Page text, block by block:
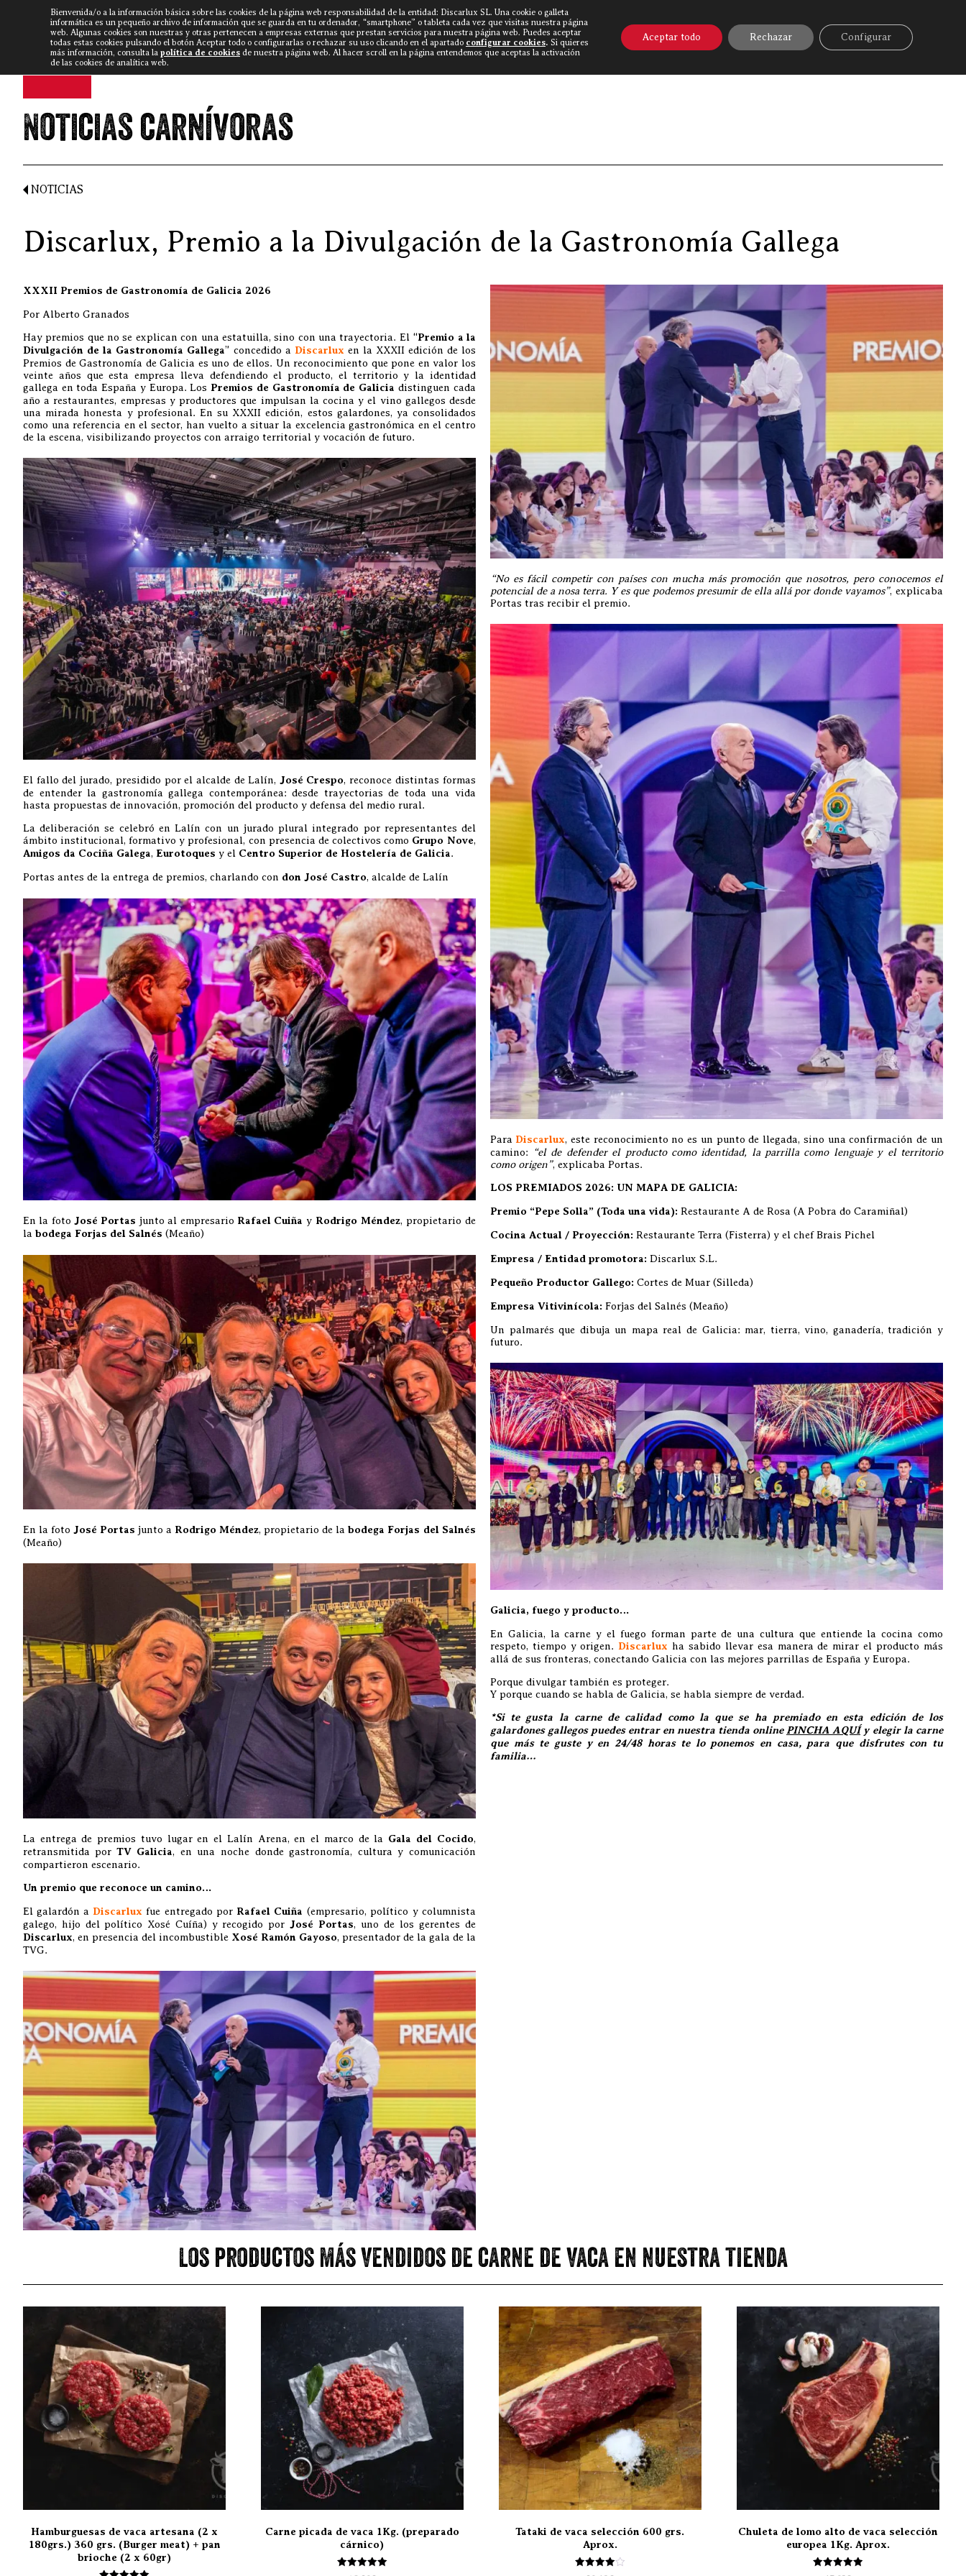
DISCARLUX▼ NOTICIAS VÍDEOS FISTERRA BOVINE WORLD▼ CONTACTO
Noticias carnívoras
NOTICIAS
Discarlux, Premio a la Divulgación de la Gastronomía Gallega
XXXII Premios de Gastronomía de Galicia 2026
Por Alberto Granados
Hay premios que no se explican con una estatuilla, sino con una trayectoria. El “Premio a la
Divulgación de la Gastronomía Gallega” concedido a Discarlux en la XXXII edición de los
Premios de Gastronomía de Galicia es uno de ellos. Un reconocimiento que pone en valor los
veinte años que esta empresa lleva defendiendo el producto, el territorio y la identidad
gallega en toda España y Europa. Los Premios de Gastronomía de Galicia distinguen cada
año a restaurantes, empresas y productores que impulsan la cocina y el vino gallegos desde
una mirada honesta y profesional. En su XXXII edición, estos galardones, ya consolidados
como una referencia en el sector, han vuelto a situar la excelencia gastronómica en el centro
de la escena, visibilizando proyectos con arraigo territorial y vocación de futuro.
El fallo del jurado, presidido por el alcalde de Lalín, José Crespo, reconoce distintas formas
de entender la gastronomía gallega contemporánea: desde trayectorias de toda una vida
hasta propuestas de innovación, promoción del producto y defensa del medio rural.
La deliberación se celebró en Lalín con un jurado plural integrado por representantes del
ámbito institucional, formativo y profesional, con presencia de colectivos como Grupo Nove,
Amigos da Cociña Galega, Eurotoques y el Centro Superior de Hostelería de Galicia.
Portas antes de la entrega de premios, charlando con don José Castro, alcalde de Lalín
En la foto José Portas junto al empresario Rafael Cuiña y Rodrigo Méndez, propietario de
la bodega Forjas del Salnés (Meaño)
En la foto José Portas junto a Rodrigo Méndez, propietario de la bodega Forjas del Salnés
(Meaño)
La entrega de premios tuvo lugar en el Lalín Arena, en el marco de la Gala del Cocido,
retransmitida por TV Galicia, en una noche donde gastronomía, cultura y comunicación
compartieron escenario.
Un premio que reconoce un camino…
El galardón a Discarlux fue entregado por Rafael Cuiña (empresario, político y columnista
galego, hijo del político Xosé Cuíña) y recogido por José Portas, uno de los gerentes de
Discarlux, en presencia del incombustible Xosé Ramón Gayoso, presentador de la gala de la
TVG.
“No es fácil competir con países con mucha más promoción que nosotros, pero conocemos el
potencial de a nosa terra. Y es que podemos presumir de ella allá por donde vayamos”, explicaba
Portas tras recibir el premio.
Para Discarlux, este reconocimiento no es un punto de llegada, sino una confirmación de un
camino:
“el de defender el producto como identidad, la parrilla como lenguaje y el territorio
como origen”, explicaba Portas.
LOS PREMIADOS 2026: UN MAPA DE GALICIA:
Premio “Pepe Solla” (Toda una vida): Restaurante A de Rosa (A Pobra do Caramiñal)
Cocina Actual / Proyección: Restaurante Terra (Fisterra) y el chef Brais Pichel
Empresa / Entidad promotora: Discarlux S.L.
Pequeño Productor Gallego: Cortes de Muar (Silleda)
Empresa Vitivinícola: Forjas del Salnés (Meaño)
Un palmarés que dibuja un mapa real de Galicia: mar, tierra, vino, ganadería, tradición y
futuro.
Galicia, fuego y producto…
En Galicia, la carne y el fuego forman parte de una cultura que entiende la cocina como
respeto, tiempo y origen. Discarlux ha sabido llevar esa manera de mirar el producto más
allá de sus fronteras, conectando Galicia con las mejores parrillas de España y Europa.
Porque divulgar también es proteger.
Y porque cuando se habla de Galicia, se habla siempre de verdad.
*Si te gusta la carne de calidad como la que se ha premiado en esta edición de los
galardones gallegos puedes entrar en nuestra tienda onlinePINCHA AQUÍy elegir la carne
que más te guste y en 24/48 horas te lo ponemos en casa, para que disfrutes con tu
familia…
Los productos más vendidos de carne de vaca en nuestra tienda
Hamburguesas de vaca artesana (2 x
180grs.) 360 grs. (Burger meat) + pan
brioche (2 x 60gr)
Carne picada de vaca 1Kg. (preparado
cárnico)
Tataki de vaca selección 600 grs.
Aprox.
Chuleta de lomo alto de vaca selección
europea 1Kg. Aprox.
Bienvenida/o a la información básica sobre las cookies de la página web responsabilidad de la entidad: Discarlux SL. Una cookie o galleta
informática es un pequeño archivo de información que se guarda en tu ordenador, “smartphone” o tableta cada vez que visitas nuestra página
web. Algunas cookies son nuestras y otras pertenecen a empresas externas que prestan servicios para nuestra página web. Puedes aceptar
todas estas cookies pulsando el botón Aceptar todo o configurarlas o rechazar su uso clicando en el apartado configurar cookies. Si quieres
más información, consulta la política de cookies de nuestra página web. Al hacer scroll en la página entendemos que aceptas la activación
de las cookies de analítica web.
Aceptar todo Rechazar Configurar